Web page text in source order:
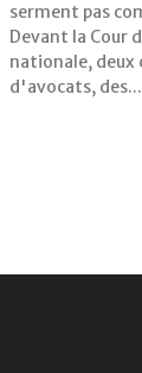
d'avocats, des...